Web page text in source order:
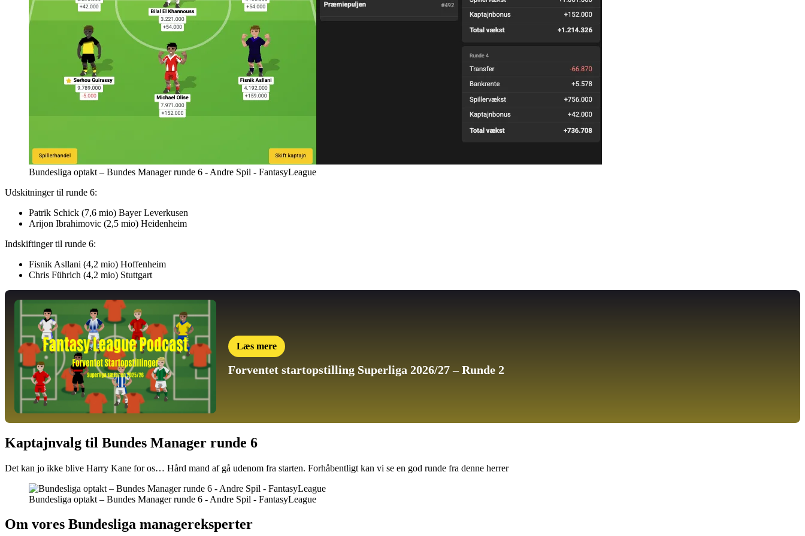
Bundesliga optakt – Bundes Manager runde 6 - Andre Spil - FantasyLeague
Udskitninger til runde 6:
Patrik Schick (7,6 mio) Bayer Leverkusen
Arijon Ibrahimovic (2,5 mio) Heidenheim
Indskiftinger til runde 6:
Fisnik Asllani (4,2 mio) Hoffenheim
Chris Führich (4,2 mio) Stuttgart
Læs mere
Forventet startopstillingSuperliga 2026/27 – Runde 2
Kaptajnvalg til Bundes Manager runde 6
Det kan jo ikke blive Harry Kane for os… Hård mand af gå udenom fra starten. Forhåbentligt kan vi se en god runde fra denne herrer
Bundesliga optakt – Bundes Manager runde 6 - Andre Spil - FantasyLeague
Om vores Bundesliga managereksperter